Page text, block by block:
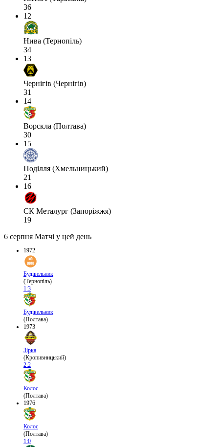
36
12
Нива (Тернопіль)
34
13
Чернігів (Чернігів)
31
14
Ворскла (Полтава)
30
15
Поділля (Хмельницький)
21
16
СК Металург (Запоріжжя)
19
6 серпня Матчі у цей день
1972
Будівельник
(Тернопіль)
1:3
Будівельник
(Полтава)
1973
Зірка
(Кропивницький)
2:2
Колос
(Полтава)
1976
Колос
(Полтава)
1:0